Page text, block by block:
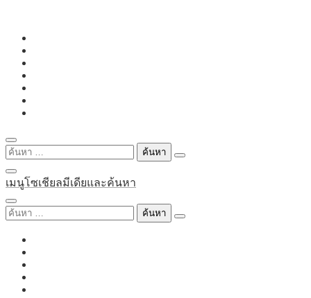
Skip
content
ค้นหา
สำหรับ:
เมนูโซเชียลมีเดียและค้นหา
ค้นหา